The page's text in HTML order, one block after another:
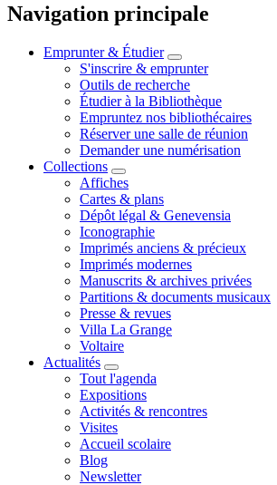
Navigation principale
Emprunter & Étudier
S'inscrire & emprunter
Outils de recherche
Étudier à la Bibliothèque
Empruntez nos bibliothécaires
Réserver une salle de réunion
Demander une numérisation
Collections
Affiches
Cartes & plans
Dépôt légal & Genevensia
Iconographie
Imprimés anciens & précieux
Imprimés modernes
Manuscrits & archives privées
Partitions & documents musicaux
Presse & revues
Villa La Grange
Voltaire
Actualités
Tout l'agenda
Expositions
Activités & rencontres
Visites
Accueil scolaire
Blog
Newsletter